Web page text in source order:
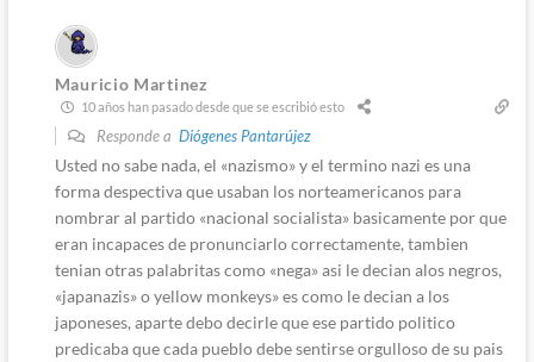
Mauricio Martinez
10 años han pasado desde que se escribió esto
Responde a Diógenes Pantarújez
Usted no sabe nada, el «nazismo» y el termino nazi es una
forma despectiva que usaban los norteamericanos para
nombrar al partido «nacional socialista» basicamente por que
eran incapaces de pronunciarlo correctamente, tambien
tenian otras palabritas como «nega» asi le decian alos negros,
«japanazis» o yellow monkeys» es como le decian a los
japoneses, aparte debo decirle que ese partido politico
predicaba que cada pueblo debe sentirse orgulloso de su pais